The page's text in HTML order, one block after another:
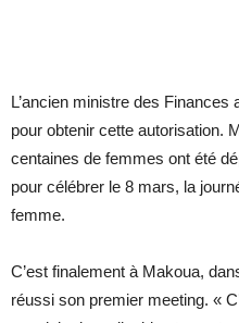
L’ancien ministre des
pour obtenir cette autorisation.
centaines de femmes ont été
pour célébrer le 8 mars, la
femme.
C’est finalement à Makoua,
réussi son premier meeting. «